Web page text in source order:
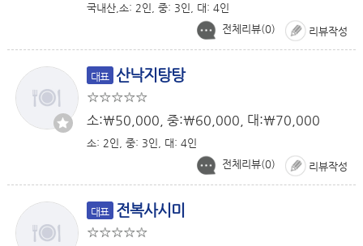
국내산,소: 2인, 중: 3인, 대: 4인
리뷰작성
전체리뷰(0)
대표 산낙지탕탕
소:￦50,000, 중:￦60,000, 대:￦70,000
소: 2인, 중: 3인, 대: 4인
리뷰작성
전체리뷰(0)
대표 전복사시미